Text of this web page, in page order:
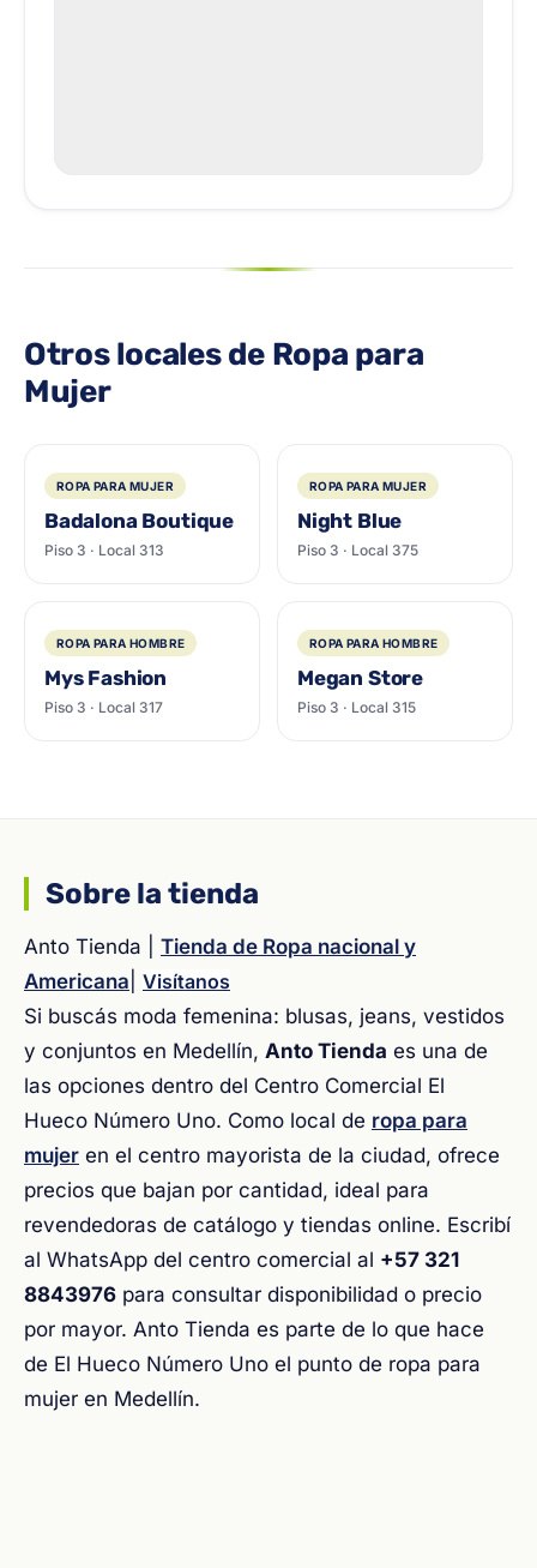
Otros locales de Ropa para
Mujer
ROPA PARA MUJER
Badalona Boutique
Piso 3 · Local 313
ROPA PARA MUJER
Night Blue
Piso 3 · Local 375
ROPA PARA HOMBRE
Mys Fashion
Piso 3 · Local 317
ROPA PARA HOMBRE
Megan Store
Piso 3 · Local 315
Sobre la tienda
Anto Tienda | Tienda de Ropa nacional y
Americana Visítanos
Si buscás moda femenina: blusas, jeans, vestidos
y conjuntos en Medellín, Anto Tienda es una de
las opciones dentro del Centro Comercial El
Hueco Número Uno. Como local de ropa para
mujer en el centro mayorista de la ciudad, ofrece
precios que bajan por cantidad, ideal para
revendedoras de catálogo y tiendas online. Escribí
al WhatsApp del centro comercial al +57 321
8843976 para consultar disponibilidad o precio
por mayor. Anto Tienda es parte de lo que hace
de El Hueco Número Uno el punto de ropa para
mujer en Medellín.